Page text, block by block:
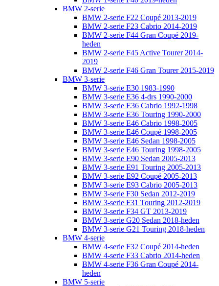
BMW 2-serie
BMW 2-serie F22 Coupé 2013-2019
BMW 2-serie F23 Cabrio 2014-2019
BMW 2-serie F44 Gran Coupé 2019-
heden
BMW 2-serie F45 Active Tourer 2014-
2019
BMW 2-serie F46 Gran Tourer 2015-2019
BMW 3-serie
BMW 3-serie E30 1983-1990
BMW 3-serie E36 4-drs 1990-2000
BMW 3-serie E36 Cabrio 1992-1998
BMW 3-serie E36 Touring 1990-2000
BMW 3-serie E46 Cabrio 1998-2005
BMW 3-serie E46 Coupé 1998-2005
BMW 3-serie E46 Sedan 1998-2005
BMW 3-serie E46 Touring 1998-2005
BMW 3-serie E90 Sedan 2005-2013
BMW 3-serie E91 Touring 2005-2013
BMW 3-serie E92 Coupé 2005-2013
BMW 3-serie E93 Cabrio 2005-2013
BMW 3-serie F30 Sedan 2012-2019
BMW 3-serie F31 Touring 2012-2019
BMW 3-serie F34 GT 2013-2019
BMW 3-serie G20 Sedan 2018-heden
BMW 3-serie G21 Touring 2018-heden
BMW 4-serie
BMW 4-serie F32 Coupé 2014-heden
BMW 4-serie F33 Cabrio 2014-heden
BMW 4-serie F36 Gran Coupé 2014-
heden
BMW 5-serie